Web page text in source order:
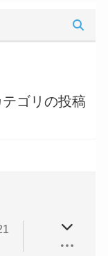
ゴリの投稿